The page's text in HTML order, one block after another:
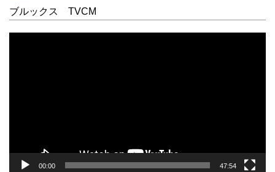
ブルックス TVCM
00:00 47:54